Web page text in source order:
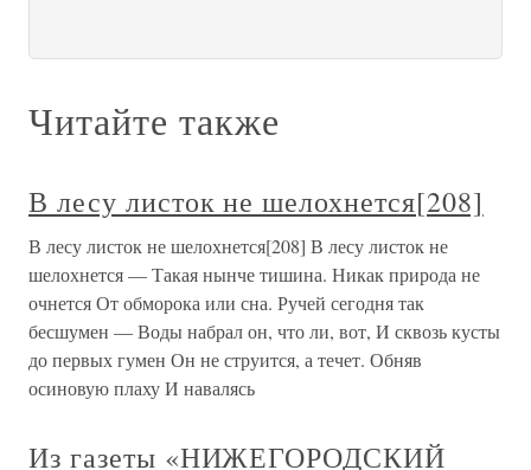
Читайте также
В лесу листок не шелохнется[208]
В лесу листок не шелохнется[208] В лесу листок не
шелохнется — Такая нынче тишина. Никак природа не
очнется От обморока или сна. Ручей сегодня так
бесшумен — Воды набрал он, что ли, вот, И сквозь кусты
до первых гумен Он не струится, а течет. Обняв
осиновую плаху И навалясь
Из газеты «НИЖЕГОРОДСКИЙ